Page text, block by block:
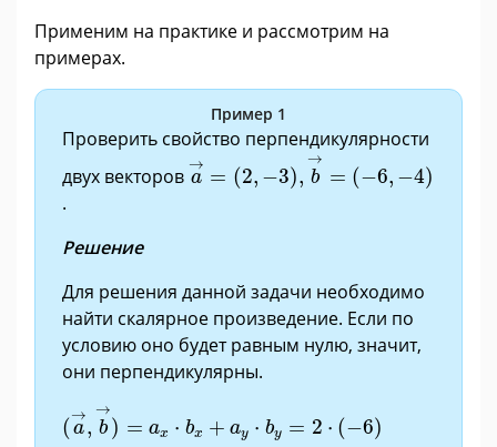
Применим на практике и рассмотрим на
примерах.
Пример 1
Проверить свойство перпендикулярности
двух векторов
→
a = (2, −3),
→
b = (−6, −4)
a→=( 2,−3),b→=(−6,−4)
.
Решение
Для решения данной задачи необходимо
найти скалярное произведение. Если по
условию оно будет равным нулю, значит,
они перпендикулярны.
(
→
a,
→
b ) = ax ⋅ bx + ay ⋅ by = 2 ⋅ (−6)
→,b